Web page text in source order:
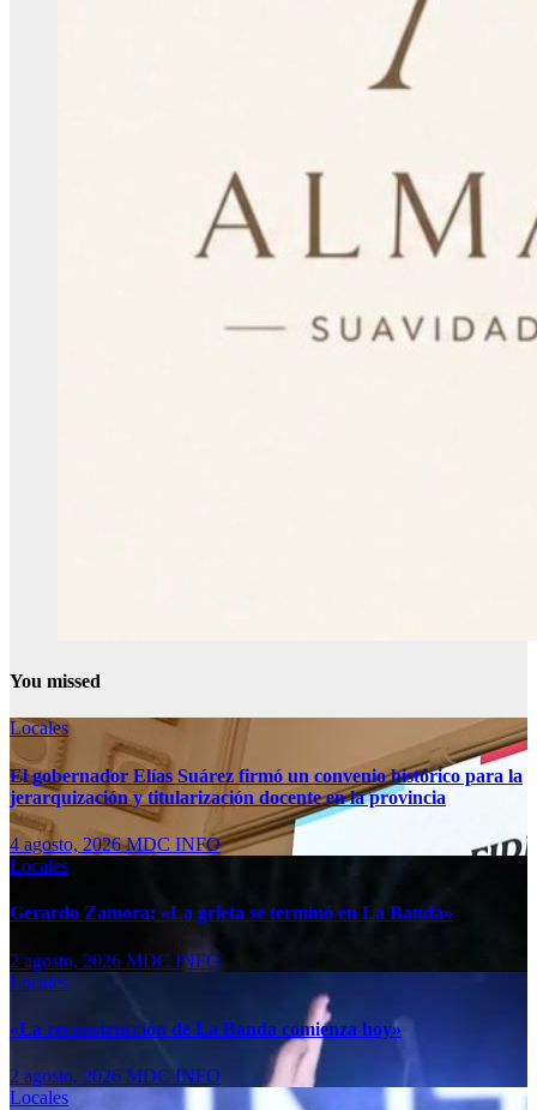
You missed
Locales
El gobernador Elías Suárez firmó un convenio histórico para la
jerarquización y titularización docente en la provincia
4 agosto, 2026MDC INFO
Locales
Gerardo Zamora: «La grieta se terminó en La Banda»
2 agosto, 2026 MDC INFO
Locales
«La reconstrucción de La Banda comienza hoy»
2 agosto, 2026 MDC INFO
Locales